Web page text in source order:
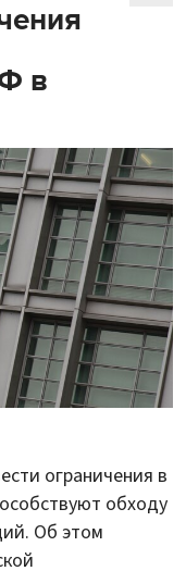
в
ограничения в
обходу
Об этом